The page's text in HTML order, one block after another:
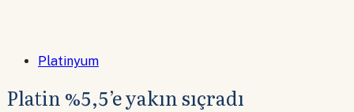
Platinyum
Platin %5,5’e yakın sıçradı